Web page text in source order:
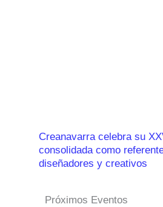
Creanavarra celebra su
consolidada como
diseñadores y creativos
Próximos Eventos